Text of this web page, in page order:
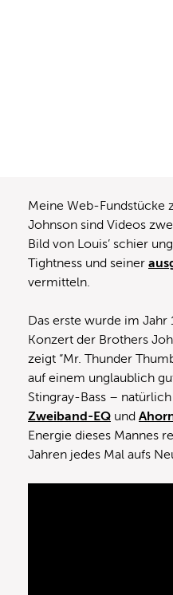
Meine Web-Fundstücke
Johnson sind Videos
Bild von Louis’ schier
Tightness und seiner
vermitteln.
Das erste wurde im Jahr
Konzert der Brothers
zeigt “Mr. Thunder
auf einem unglaublich
Stingray-Bass –
Zweiband-EQ und
Energie dieses Mannes
Jahren jedes Mal aufs